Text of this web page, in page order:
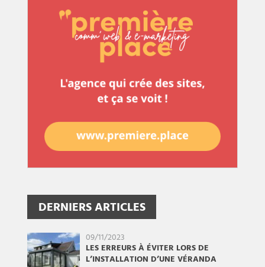
DERNIERS ARTICLES
09/11/2023
LES ERREURS À ÉVITER LORS DE
L’INSTALLATION D’UNE VÉRANDA